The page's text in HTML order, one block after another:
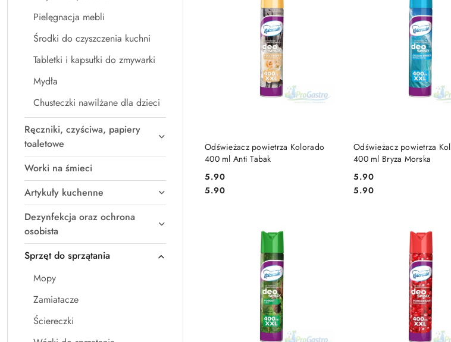
Pielęgnacja mebli
Środki do czyszczenia kuchni
Tabletki i kapsułki do zmywarki
Mydła
Chusteczki nawilżane dla dzieci
Ręczniki, czyściwa, papiery
toaletowe
Worki na śmieci
Artykuły kuchenne
Dezynfekcja oraz ochrona
osobista
Sprzęt do sprzątania
Mopy
Zamiatacze
Ściereczki
Odświeżacz powietrza Kolorado
400 ml Anti Tabak
Cena:
5.90
Cena:
5.90
DO KOSZYKA
Odświeżacz powietrza
400 ml Bryza Morska
Cena:
5.90
Cena:
5.90
DO KOSZYKA